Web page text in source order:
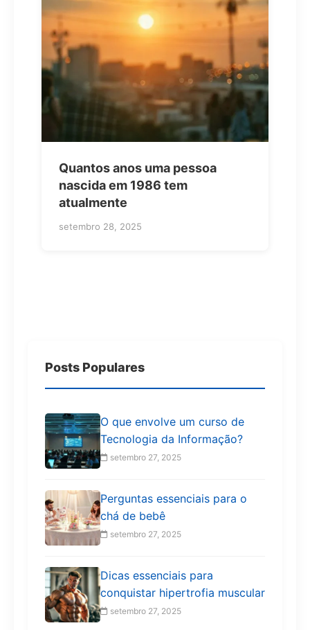
Quantos anos uma pessoa
nascida em 1986 tem
atualmente
setembro 28, 2025
Posts Populares
O que envolve um curso de
Tecnologia da Informação?
setembro 27, 2025
Perguntas essenciais para o
chá de bebê
setembro 27, 2025
Dicas essenciais para
conquistar hipertrofia muscular
setembro 27, 2025